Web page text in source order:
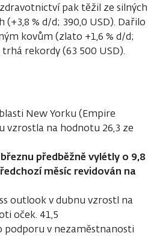
pak těžil ze silných
% d/d; 390,0 USD). Dařilo
kovům (zlato +1,6 % d/d;
rekordy (63 500 USD).
New Yorku (Empire
vzrostla na hodnotu 26,3 ze
předběžně vylétly o 9,8
měsíc revidován na
outlook v dubnu vzrostl na
oček. 41,5
podporu v nezaměstnanosti